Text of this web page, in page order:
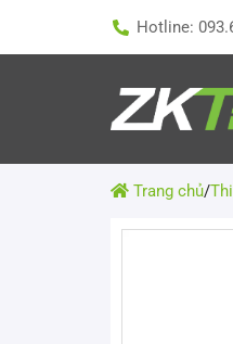
Hotline:
Trang chủ/